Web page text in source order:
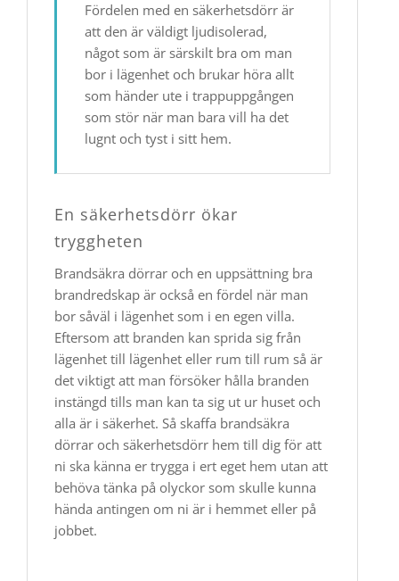
Fördelen med en säkerhetsdörr är
att den är väldigt ljudisolerad,
något som är särskilt bra om man
bor i lägenhet och brukar höra allt
som händer ute i trappuppgången
som stör när man bara vill ha det
lugnt och tyst i sitt hem.
En säkerhetsdörr ökar
tryggheten
Brandsäkra dörrar och en uppsättning bra
brandredskap är också en fördel när man
bor såväl i lägenhet som i en egen villa.
Eftersom att branden kan sprida sig från
lägenhet till lägenhet eller rum till rum så är
det viktigt att man försöker hålla branden
instängd tills man kan ta sig ut ur huset och
alla är i säkerhet. Så skaffa brandsäkra
dörrar och säkerhetsdörr hem till dig för att
ni ska känna er trygga i ert eget hem utan att
behöva tänka på olyckor som skulle kunna
hända antingen om ni är i hemmet eller på
jobbet.